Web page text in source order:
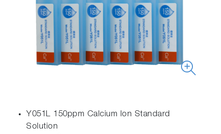
Y051L 150ppm Calcium Ion Standard
Solution